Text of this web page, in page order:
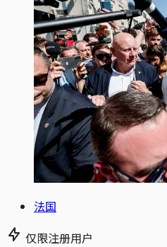
法国
仅限注册用户